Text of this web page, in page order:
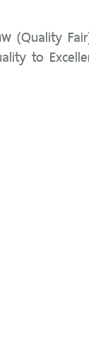
(Quality
to